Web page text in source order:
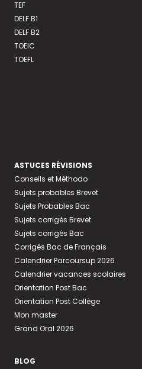
TEF
DELF B1
DELF B2
TOEIC
TOEFL
ASTUCES RÉVISIONS
Conseils et Méthodo
Sujets probables Brevet
Sujets Probables Bac
Sujets corrigés Brevet
Sujets corrigés Bac
Corrigés Bac de Français
Calendrier Parcoursup 2026
Calendrier vacances scolaires
Orientation Post Bac
Orientation Post Collège
Mon master
Grand Oral 2026
BLOG